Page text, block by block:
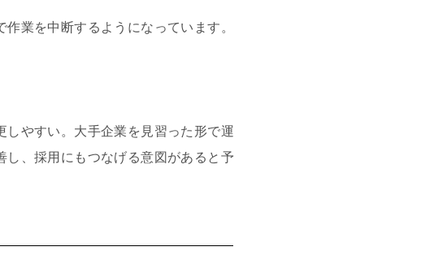
業を中断するようになっています。
やすい。大手企業を見習った形で運
、採用にもつなげる意図があると予